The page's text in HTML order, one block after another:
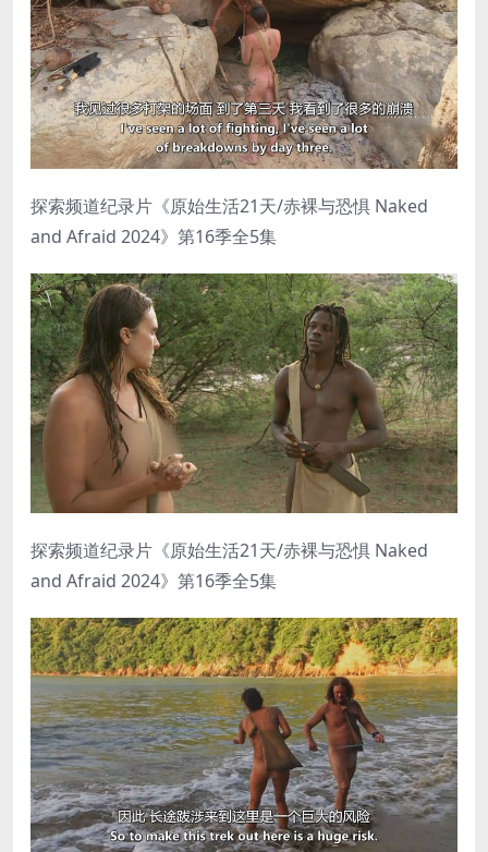
探索频道纪录片《原始生活21天/赤裸与恐惧 Naked
and Afraid 2024》第16季全5集
探索频道纪录片《原始生活21天/赤裸与恐惧 Naked
and Afraid 2024》第16季全5集